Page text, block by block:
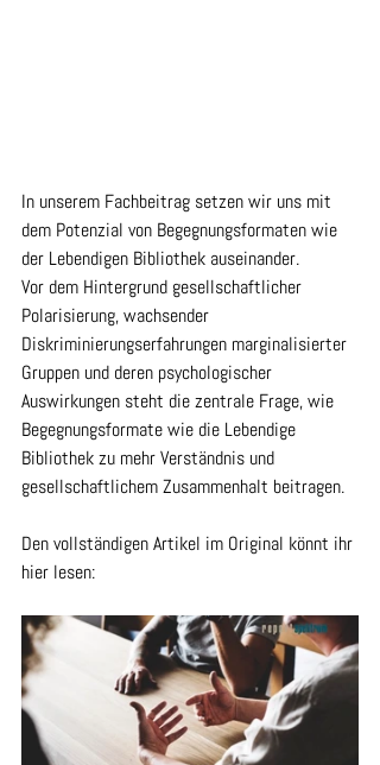
In unserem Fachbeitrag setzen wir uns mit
dem Potenzial von Begegnungsformaten wie
der Lebendigen Bibliothek auseinander.
Vor dem Hintergrund gesellschaftlicher
Polarisierung, wachsender
Diskriminierungserfahrungen marginalisierter
Gruppen und deren psychologischer
Auswirkungen steht die zentrale Frage, wie
Begegnungsformate wie die Lebendige
Bibliothek zu mehr Verständnis und
gesellschaftlichem Zusammenhalt beitragen.
Den vollständigen Artikel im Original könnt ihr
hier lesen: